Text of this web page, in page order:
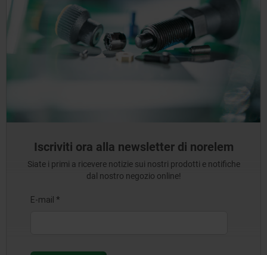
Iscriviti ora alla newsletter di norelem
Siate i primi a ricevere notizie sui nostri prodotti e notifiche
dal nostro negozio online!